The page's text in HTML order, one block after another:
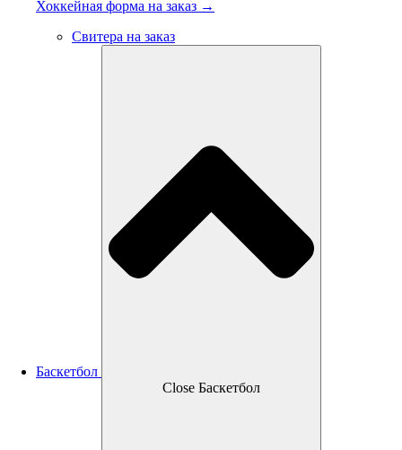
Хоккейная форма на заказ →
Свитера на заказ
Баскетбол
Close Баскетбол